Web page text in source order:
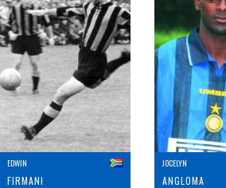
EDWIN
FIRMANI
JOCELYN
ANGLOMA